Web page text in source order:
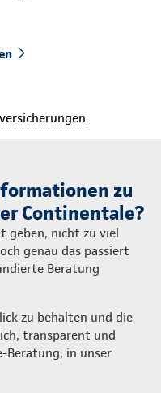
.
zu
Continentale?
geben, nicht zu viel
genau das passiert
Beratung
zu behalten und die
transparent und
Beratung, in unser